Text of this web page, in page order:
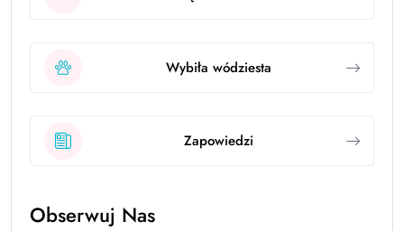
Wybiła wódziesta
Zapowiedzi
Obserwuj Nas